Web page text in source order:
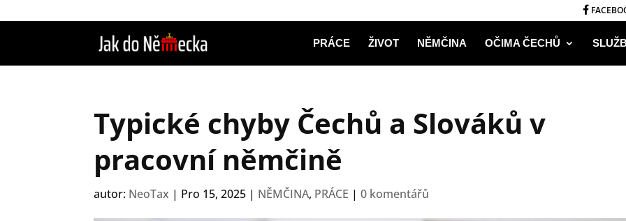
PRÁCE ŽIVOT NĚMČINA OČIMA ČECHŮ
Typické chyby Čechů a Slováků v
pracovní němčině
autor: NeoTax | Pro 15, 2025 | NĚMČINA, PRÁCE |0 komentářů